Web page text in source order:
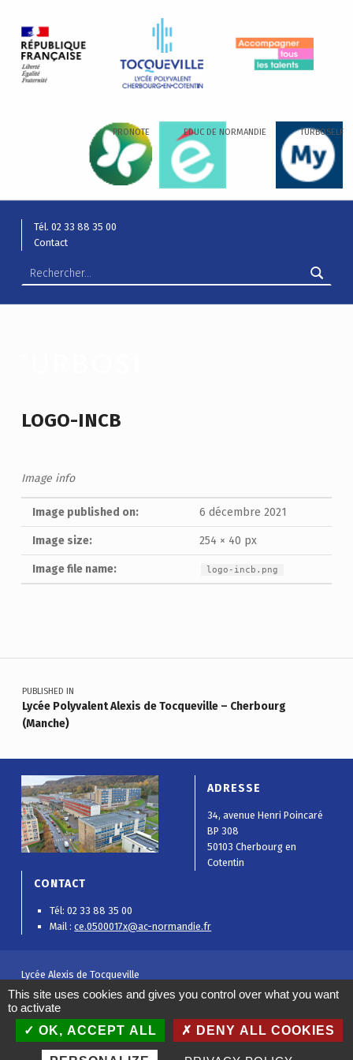
PRONOTE EDUC DE NORMANDIE TURBOSELF
Tél. 02 33 88 35 00
Contact
LOGO-INCB
Image info
Image published on: 6 décembre 2021
Image size: 254 × 40 px
Image file name: logo-incb.png
Navigation de l’article
PUBLISHED IN
Lycée Polyvalent Alexis de Tocqueville – Cherbourg
(Manche)
ADRESSE
34, avenue Henri Poincaré
BP 308
50103 Cherbourg en
Cotentin
CONTACT
Tél: 02 33 88 35 00
Mail :ce.0500017x@ac-normandie.fr
Lycée Alexis de Tocqueville
Mentions légales |Politique de confidentialité|Plan de site| Gestion
des cookies
Conception :Objectif Multimédia
This site uses cookies and gives you control over what you want
to activate
OK, ACCEPT ALL
DENY ALL COOKIES